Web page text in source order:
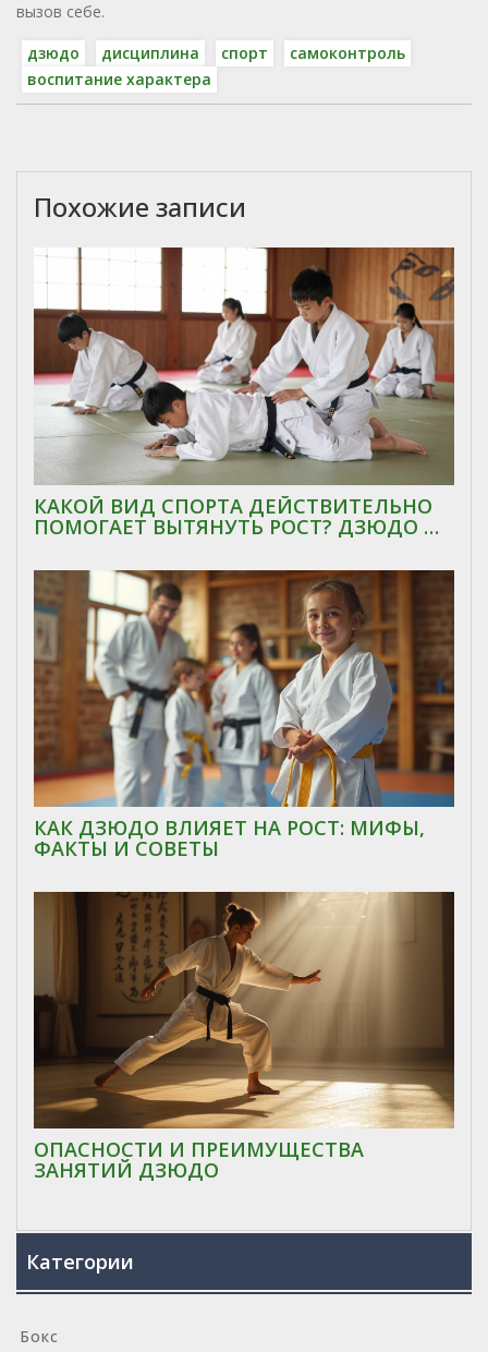
вызов себе.
дзюдо
дисциплина спорт
самоконтроль
воспитание характера
Похожие записи
КАКОЙ ВИД СПОРТА ДЕЙСТВИТЕЛЬНО
ПОМОГАЕТ ВЫТЯНУТЬ РОСТ? ДЗЮДО И
КАК ДЗЮДО ВЛИЯЕТ НА РОСТ: МИФЫ,
ФАКТЫ И СОВЕТЫ
ОПАСНОСТИ И ПРЕИМУЩЕСТВА
ЗАНЯТИЙ ДЗЮДО
Категории
Бокс